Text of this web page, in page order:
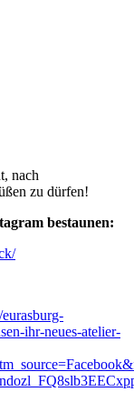
nach
zu dürfen!
bestaunen:
ihr-neues-atelier-